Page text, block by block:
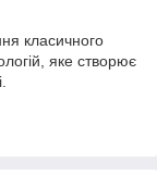
класичного
яке створює